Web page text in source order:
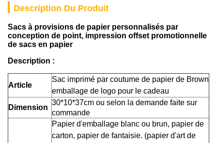
Description Du Produit
Sacs à provisions de papier personnalisés par
conception de point, impression offset promotionnelle
de sacs en papier
Description :
Article
Sac imprimé par coutume de papier de Brown
emballage de logo pour le cadeau
Dimension
30*10*37cm ou selon la demande faite sur
commande
Papier d'emballage blanc ou brun, papier de
carton, papier de fantaisie. (papier d'art de